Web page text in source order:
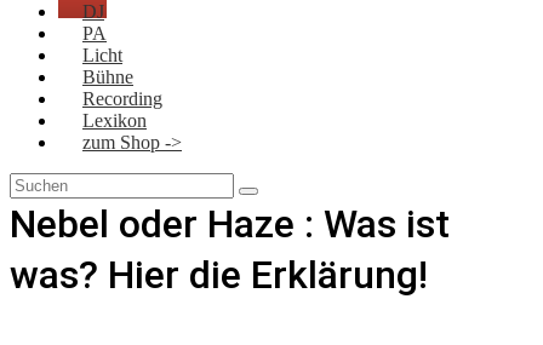
DJ
PA
Licht
Bühne
Recording
Lexikon
zum Shop ->
Nebel oder Haze : Was ist
was? Hier die Erklärung!